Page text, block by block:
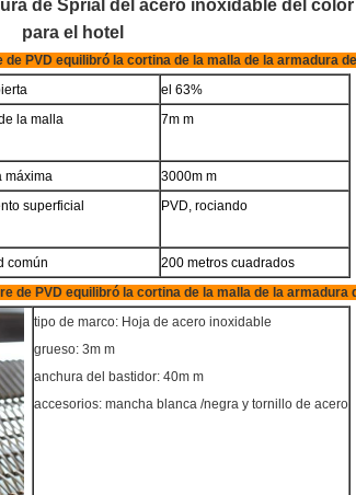
de Sprial del acero inoxidable del
para el hotel
PVD equilibró la cortina de la malla de la armadura
el 63%
la malla 7m m
máxima
3000m m
superficial PVD, rociando
común
200 metros cuadrados
de PVD equilibró la cortina de la malla de la armadura
tipo de marco: Hoja de acero inoxidable
grueso: 3m m
anchura del bastidor: 40m m
accesorios: mancha blanca /negra y tornillo de acero